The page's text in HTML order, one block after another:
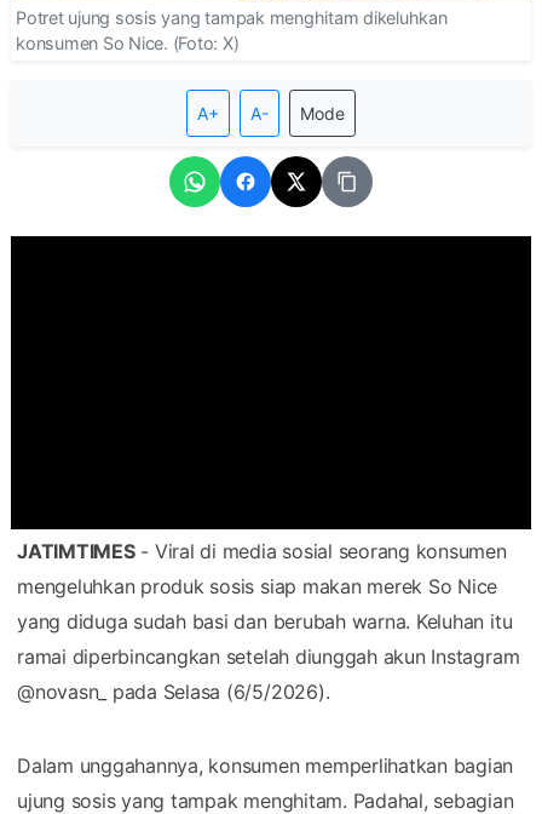
Potret ujung sosis yang tampak menghitam dikeluhkan
konsumen So Nice. (Foto: X)
A+ A- Mode
JATIMTIMES- Viral di media sosial seorang konsumen
mengeluhkan produk sosis siap makan merek So Nice
yang diduga sudah basi dan berubah warna. Keluhan itu
ramai diperbincangkan setelah diunggah akun Instagram
@novasn_ pada Selasa (6/5/2026).
Dalam unggahannya, konsumen memperlihatkan bagian
ujung sosis yang tampak menghitam. Padahal, sebagian